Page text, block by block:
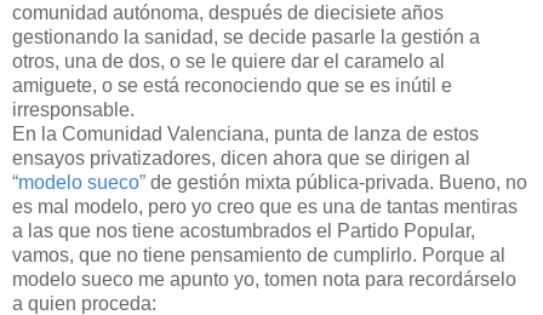
comunidad autónoma, después de diecisiete años
gestionando la sanidad, se decide pasarle la gestión a
otros, una de dos, o se le quiere dar el caramelo al
amiguete, o se está reconociendo que se es inútil e
irresponsable.
En la Comunidad Valenciana, punta de lanza de estos
ensayos privatizadores, dicen ahora que se dirigen al
“modelo sueco” de gestión mixta pública-privada. Bueno, no
es mal modelo, pero yo creo que es una de tantas mentiras
a las que nos tiene acostumbrados el Partido Popular,
vamos, que no tiene pensamiento de cumplirlo. Porque al
modelo sueco me apunto yo, tomen nota para recordárselo
a quien proceda: